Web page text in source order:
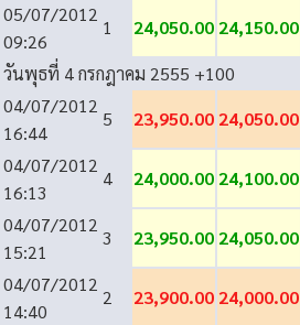
05/07/2012
09:26
1 24,050.00 24,150.00
วันพุธที่ 4 กรกฎาคม 2555 +100
04/07/2012
16:44
5 23,950.00 24,050.00
04/07/2012
16:13
4 24,000.00 24,100.00
04/07/2012
15:21
3 23,950.00 24,050.00
04/07/2012
14:40
2 23,900.00 24,000.00